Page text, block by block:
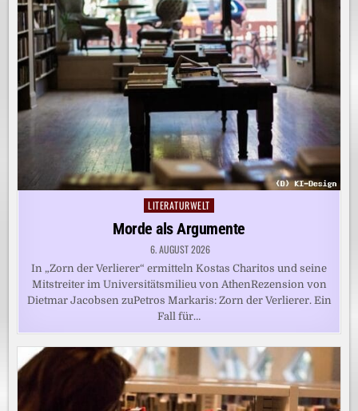
Posted
in
LITERATURWELT
Morde als Argumente
6. AUGUST 2026
In „Zorn der Verlierer“ ermitteln Kostas Charitos und seine
Mitstreiter im Universitätsmilieu von AthenRezension von
Dietmar Jacobsen zuPetros Markaris: Zorn der Verlierer. Ein
Fall für…